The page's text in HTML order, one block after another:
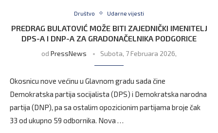
Društvo Udarne vijesti
PREDRAG BULATOVIĆ MOŽE BITI ZAJEDNIČKI IMENITELJ
DPS-A I DNP-A ZA GRADONAČELNIKA PODGORICE
od PressNews Subota, 7 Februara 2026,
Okosnicu nove većinu u Glavnom gradu sada čine
Demokratska partija socijalista (DPS) i Demokratska narodna
partija (DNP), pa sa ostalim opozicionim partijama broje čak
33 od ukupno 59 odbornika. Nova …